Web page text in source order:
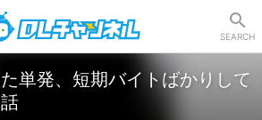
SEARCH
単発、短期バイトばかりして